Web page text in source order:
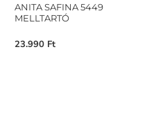
ANITA SAFINA 5449
MELLTARTÓ
23.990 Ft